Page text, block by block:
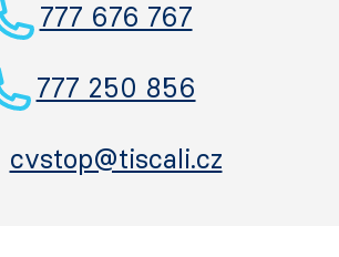
777 676 767
777 250 856
cvstop@tiscali.cz